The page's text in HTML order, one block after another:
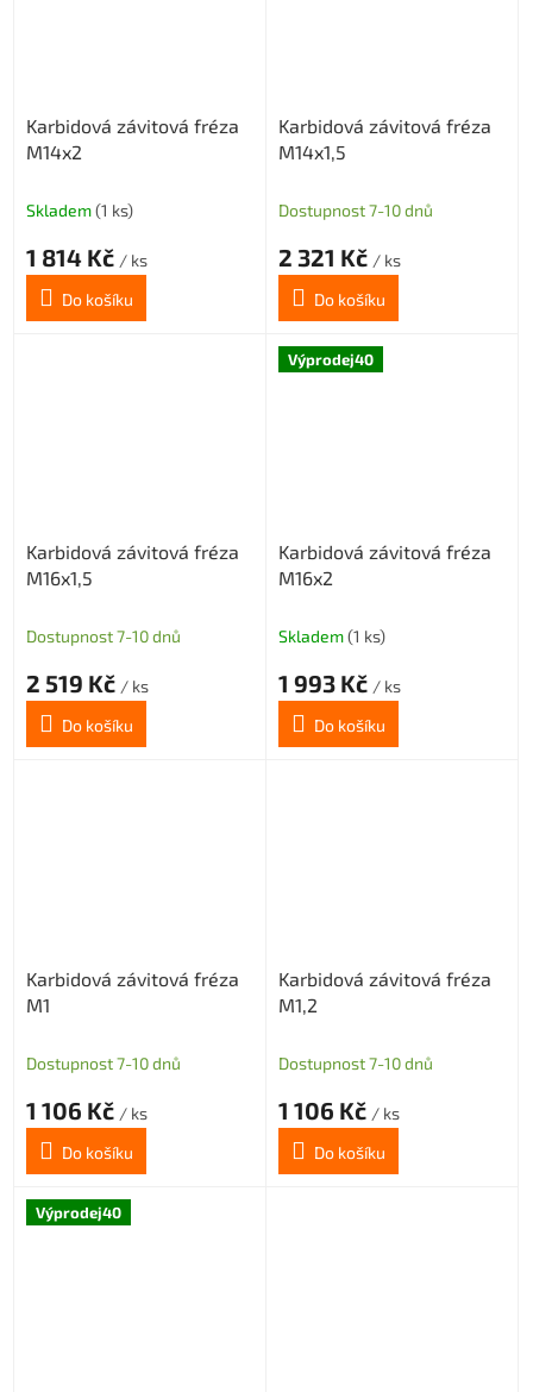
Karbidová závitová fréza
M14x2
Skladem(1 ks)
1 814 Kč / ks
Do košíku
Karbidová závitová fréza
M14x1,5
Dostupnost 7-10 dnů
2 321 Kč / ks
Do košíku
Karbidová závitová fréza
M16x1,5
Dostupnost 7-10 dnů
2 519 Kč / ks
Do košíku
Výprodej40
Karbidová závitová fréza
M16x2
Skladem(1 ks)
1 993 Kč / ks
Do košíku
Karbidová závitová fréza
M1
Dostupnost 7-10 dnů
1 106 Kč / ks
Do košíku
Karbidová závitová fréza
M1,2
Dostupnost 7-10 dnů
1 106 Kč / ks
Do košíku
Výprodej40